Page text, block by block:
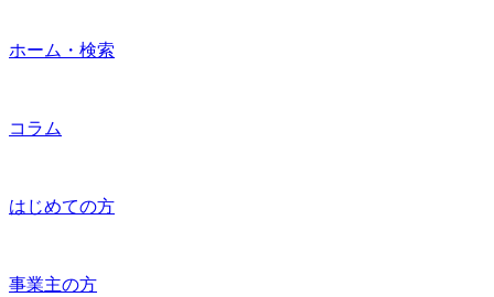
ホーム・検索
コラム
はじめての方
事業主の方